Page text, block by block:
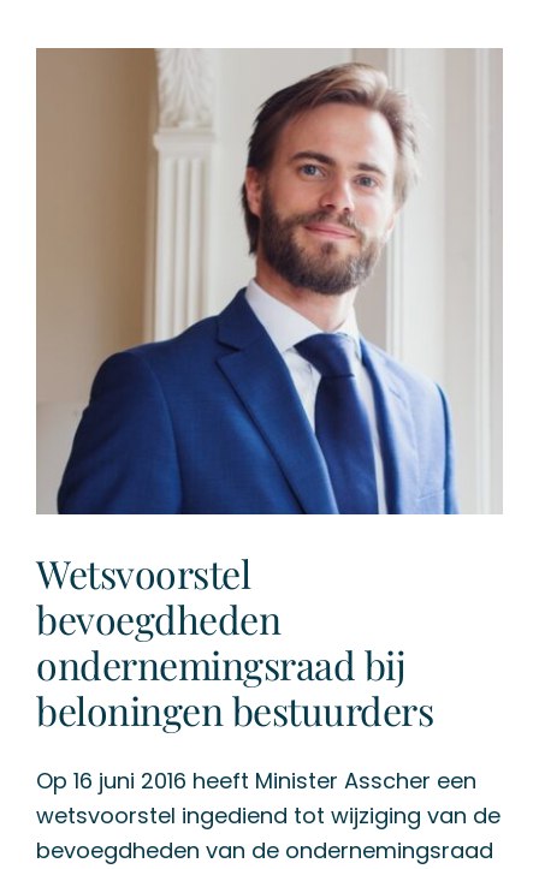
Wetsvoorstel
bevoegdheden
ondernemingsraad bij
beloningen bestuurders
Op 16 juni 2016 heeft Minister Asscher een
wetsvoorstel ingediend tot wijziging van de
bevoegdheden van de ondernemingsraad